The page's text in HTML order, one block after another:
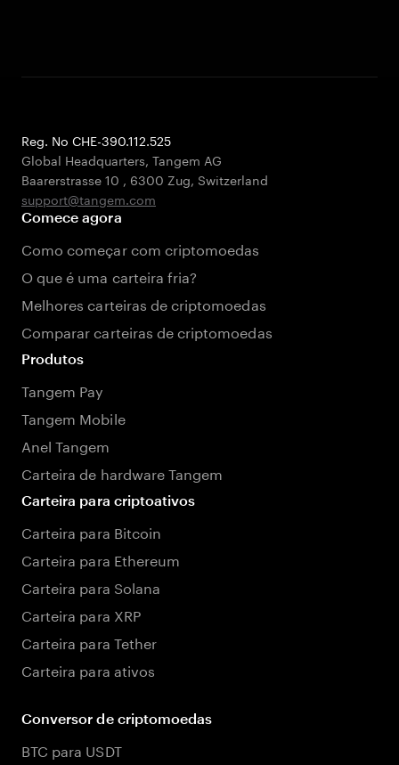
Reg. No CHE-390.112.525
Global Headquarters, Tangem AG
Baarerstrasse 10 , 6300 Zug, Switzerland
support@tangem.com
Comece agora
Como começar com criptomoedas
O que é uma carteira fria?
Melhores carteiras de criptomoedas
Comparar carteiras de criptomoedas
Produtos
Tangem Pay
Tangem Mobile
Anel Tangem
Carteira de hardware Tangem
Carteira para criptoativos
Carteira para Bitcoin
Carteira para Ethereum
Carteira para Solana
Carteira para XRP
Carteira para Tether
Carteira para ativos
Conversor de criptomoedas
BTC para USDT